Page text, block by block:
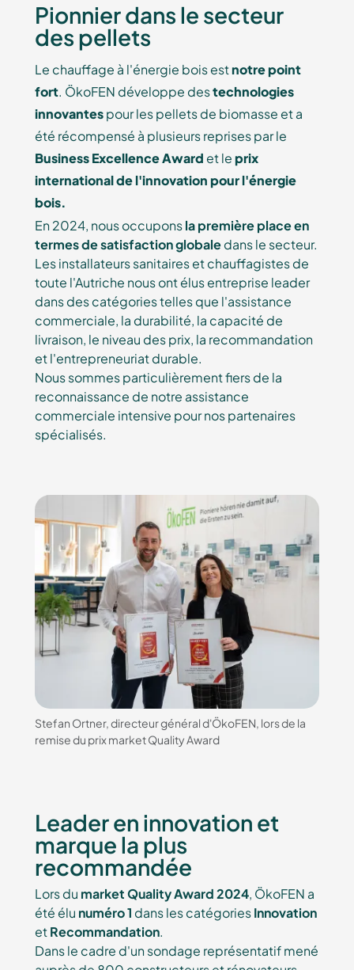
Pionnier dans le secteur
des pellets
Le chauffage à l'énergie bois estnotre point
fort. ÖkoFEN développe destechnologies
innovantespour les pellets de biomasse et a
été récompensé à plusieurs reprises par le
Business Excellence Award et leprix
international de l'innovation pour l'énergie
bois.
En 2024, nous occuponsla première place en
termes de satisfaction globaledans le secteur.
Les installateurs sanitaires et chauffagistes de
toute l'Autriche nous ont élus entreprise leader
dans des catégories telles que l'assistance
commerciale, la durabilité, la capacité de
livraison, le niveau des prix, la recommandation
et l'entrepreneuriat durable.
Nous sommes particulièrement fiers de la
reconnaissance de notre assistance
commerciale intensive pour nos partenaires
spécialisés.
Stefan Ortner, directeur général d'ÖkoFEN, lors de la
remise du prix market Quality Award
Leader en innovation et
marque la plus
recommandée
Lors du market Quality Award 2024, ÖkoFEN a
été élu numéro 1 dans les catégoriesInnovation
etRecommandation.
Dans le cadre d'un sondage représentatif mené